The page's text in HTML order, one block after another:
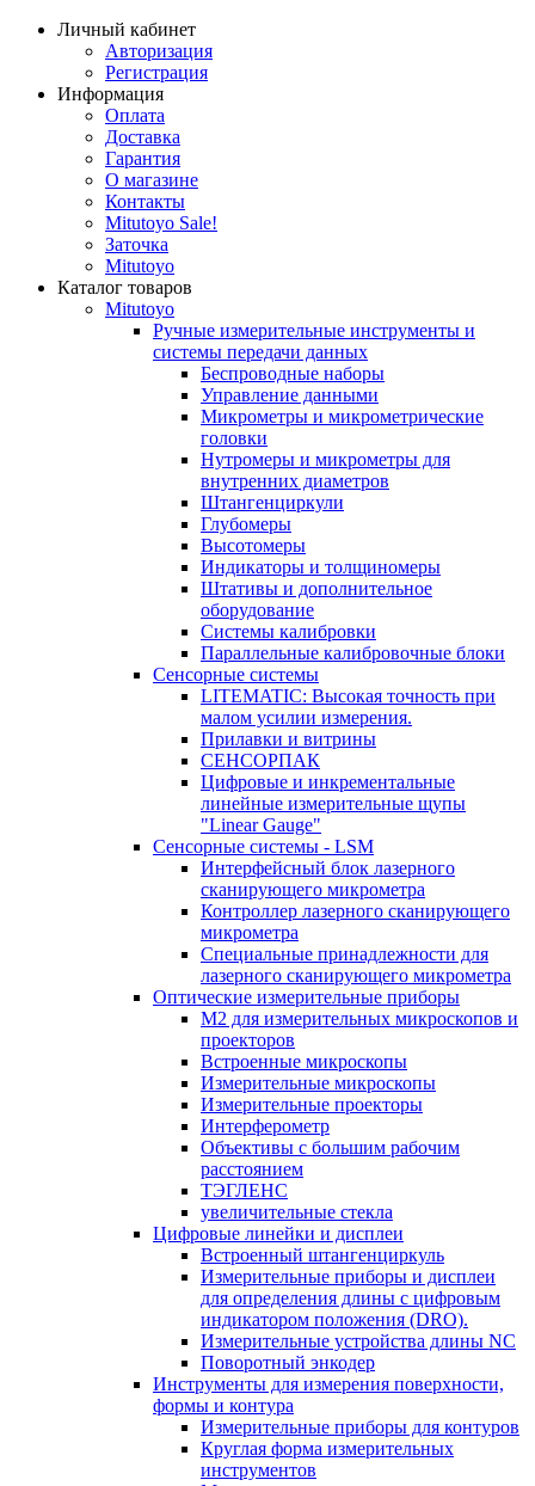
Личный кабинет
Авторизация
Регистрация
Информация
Оплата
Доставка
Гарантия
О магазине
Контакты
Mitutoyo Sale!
Заточка
Mitutoyo
Каталог товаров
Mitutoyo
Ручные измерительные инструменты и
системы передачи данных
Беспроводные наборы
Управление данными
Микрометры и микрометрические
головки
Нутромеры и микрометры для
внутренних диаметров
Штангенциркули
Глубомеры
Высотомеры
Индикаторы и толщиномеры
Штативы и дополнительное
оборудование
Системы калибровки
Параллельные калибровочные блоки
Сенсорные системы
LITEMATIC: Высокая точность при
малом усилии измерения.
Прилавки и витрины
СЕНСОРПАК
Цифровые и инкрементальные
линейные измерительные щупы
"Linear Gauge"
Сенсорные системы - LSM
Интерфейсный блок лазерного
сканирующего микрометра
Контроллер лазерного сканирующего
микрометра
Специальные принадлежности для
лазерного сканирующего микрометра
Оптические измерительные приборы
M2 для измерительных микроскопов и
проекторов
Встроенные микроскопы
Измерительные микроскопы
Измерительные проекторы
Интерферометр
Объективы с большим рабочим
расстоянием
ТЭГЛЕНС
увеличительные стекла
Цифровые линейки и дисплеи
Встроенный штангенциркуль
Измерительные приборы и дисплеи
для определения длины с цифровым
индикатором положения (DRO).
Измерительные устройства длины NC
Поворотный энкодер
Инструменты для измерения поверхности,
формы и контура
Измерительные приборы для контуров
Круглая форма измерительных
инструментов